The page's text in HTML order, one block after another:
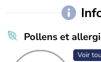
Pollens et
Voir